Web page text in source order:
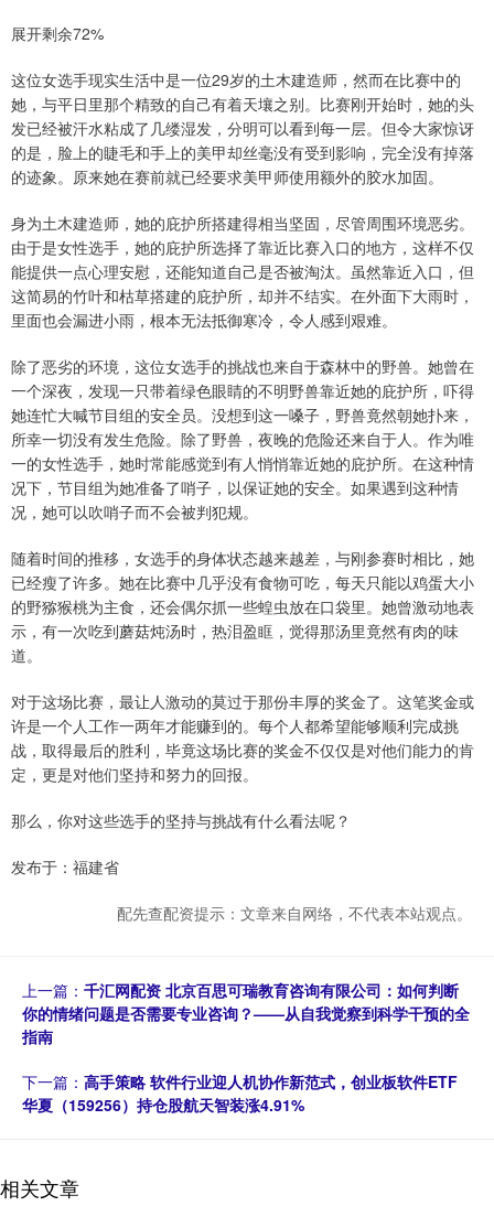
展开剩余72%
这位女选手现实生活中是一位29岁的土木建造师，然而在比赛中的
她，与平日里那个精致的自己有着天壤之别。比赛刚开始时，她的头
发已经被汗水粘成了几缕湿发，分明可以看到每一层。但令大家惊讶
的是，脸上的睫毛和手上的美甲却丝毫没有受到影响，完全没有掉落
的迹象。原来她在赛前就已经要求美甲师使用额外的胶水加固。
身为土木建造师，她的庇护所搭建得相当坚固，尽管周围环境恶劣。
由于是女性选手，她的庇护所选择了靠近比赛入口的地方，这样不仅
能提供一点心理安慰，还能知道自己是否被淘汰。虽然靠近入口，但
这简易的竹叶和枯草搭建的庇护所，却并不结实。在外面下大雨时，
里面也会漏进小雨，根本无法抵御寒冷，令人感到艰难。
除了恶劣的环境，这位女选手的挑战也来自于森林中的野兽。她曾在
一个深夜，发现一只带着绿色眼睛的不明野兽靠近她的庇护所，吓得
她连忙大喊节目组的安全员。没想到这一嗓子，野兽竟然朝她扑来，
所幸一切没有发生危险。除了野兽，夜晚的危险还来自于人。作为唯
一的女性选手，她时常能感觉到有人悄悄靠近她的庇护所。在这种情
况下，节目组为她准备了哨子，以保证她的安全。如果遇到这种情
况，她可以吹哨子而不会被判犯规。
随着时间的推移，女选手的身体状态越来越差，与刚参赛时相比，她
已经瘦了许多。她在比赛中几乎没有食物可吃，每天只能以鸡蛋大小
的野猕猴桃为主食，还会偶尔抓一些蝗虫放在口袋里。她曾激动地表
示，有一次吃到蘑菇炖汤时，热泪盈眶，觉得那汤里竟然有肉的味
道。
对于这场比赛，最让人激动的莫过于那份丰厚的奖金了。这笔奖金或
许是一个人工作一两年才能赚到的。每个人都希望能够顺利完成挑
战，取得最后的胜利，毕竟这场比赛的奖金不仅仅是对他们能力的肯
定，更是对他们坚持和努力的回报。
那么，你对这些选手的坚持与挑战有什么看法呢？
发布于：福建省
配先查配资提示：文章来自网络，不代表本站观点。
上一篇： 千汇网配资 北京百思可瑞教育咨询有限公司：如何判断
你的情绪问题是否需要专业咨询？——从自我觉察到科学干预的全
指南
下一篇： 高手策略 软件行业迎人机协作新范式，创业板软件ETF
华夏（159256）持仓股航天智装涨4.91%
相关文章